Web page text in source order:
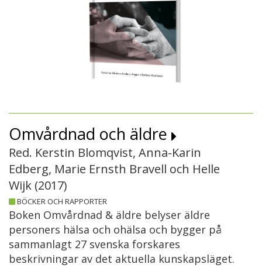
Omvårdnad och äldre
Red. Kerstin Blomqvist, Anna-Karin
Edberg, Marie Ernsth Bravell och Helle
Wijk (2017)
BÖCKER OCH RAPPORTER
Boken Omvårdnad & äldre belyser äldre
personers hälsa och ohälsa och bygger på
sammanlagt 27 svenska forskares
beskrivningar av det aktuella kunskapsläget.